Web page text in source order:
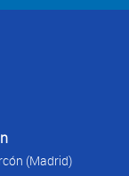
(Madrid)